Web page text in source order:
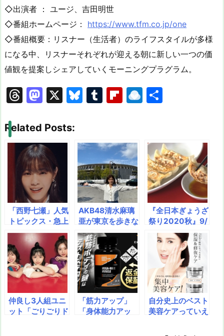
◇出演者 ： ユージ、吉田明世
◇番組ホームページ： https://www.tfm.co.jp/one
◇番組概要：リスナー（生活者）のライフスタイルが多様
になる中、リスナーそれぞれが迎える朝に新しい一つの価
値観を提案しシェアしていくモーニングプラグラム。
T
e
a
d
s
M
st
o
d
o
n
X
Bl
s
k
y
T
bl
r
Fl
o
ar
d
R
dr
o
p.
io
Related Posts:
「西野七瀬」人気
トピックス・急上
昇「ベスト5」西
野七瀬 – Wikipe
dia・「Youtube
動画」乃木坂46|
西野七瀬 怒って
る顔 でもかわい
い Nishino Nana
se Angry …・
「Amazon」
AKB48清水麻璃
亜が東京を歩きな
がら語る、人生と
孤独。24歳の等
身大の声を追うド
キュメンタリー番
組！ 『東京女子
物語～AKB48 清
水麻璃亜が歩く2
021年の秋～』 2
021年11月7日
『全日本ぎょうざ
祭り2020秋』9/
19(土)～22日
(火・祝)開催！
日本最大級の餃子
イベント！肉汁溢
れる4日間＠モリ
コロパーク 毎年1
0万人以上の来場
者でにぎわうGW
のフードフェス
仲良し3人組ユニ
ット「ごりごりド
「筋力アップ」
「身体能力アッ
自分史上のベスト
美容ケアっていえ